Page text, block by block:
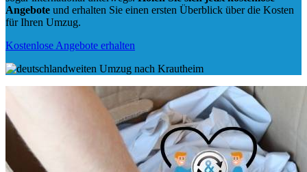
Angebote und erhalten Sie einen ersten Überblick über die Kosten
für Ihren Umzug.
Kostenlose Angebote erhalten